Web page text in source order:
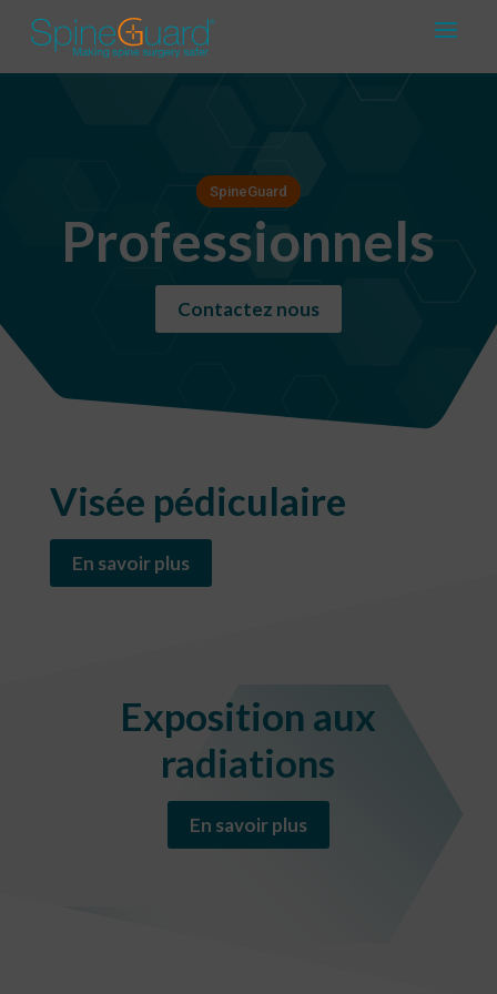
SpineGuard
Professionnels
Contactez nous
Visée pédiculaire
En savoir plus
Exposition aux
radiations
En savoir plus